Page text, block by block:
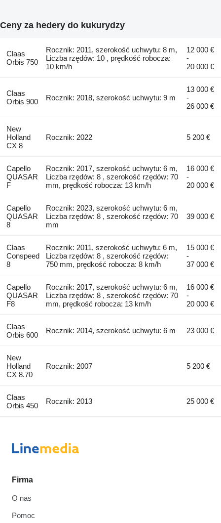
Ceny za hedery do kukurydzy
Claas
Orbis 750
Rocznik: 2011, szerokość uchwytu: 8 m,
Liczba rzędów: 10 , prędkość robocza:
10 km/h
12 000 €
-
20 000 €
Claas
Orbis 900
Rocznik: 2018, szerokość uchwytu: 9 m
13 000 €
-
26 000 €
New
Holland
CX 8
Rocznik: 2022 5 200 €
Capello
QUASAR
F
Rocznik: 2017, szerokość uchwytu: 6 m,
Liczba rzędów: 8 , szerokość rzędów: 70
mm, prędkość robocza: 13 km/h
16 000 €
-
20 000 €
Capello
QUASAR
8
Rocznik: 2023, szerokość uchwytu: 6 m,
Liczba rzędów: 8 , szerokość rzędów: 70
mm
39 000 €
Claas
Conspeed
8
Rocznik: 2011, szerokość uchwytu: 6 m,
Liczba rzędów: 8 , szerokość rzędów:
750 mm, prędkość robocza: 8 km/h
15 000 €
-
37 000 €
Capello
QUASAR
F8
Rocznik: 2017, szerokość uchwytu: 6 m,
Liczba rzędów: 8 , szerokość rzędów: 70
mm, prędkość robocza: 13 km/h
16 000 €
-
20 000 €
Claas
Orbis 600
Rocznik: 2014, szerokość uchwytu: 6 m 23 000 €
New
Holland
CX 8.70
Rocznik: 2007 5 200 €
Claas
Orbis 450
Rocznik: 2013 25 000 €
Firma
O nas
Pomoc